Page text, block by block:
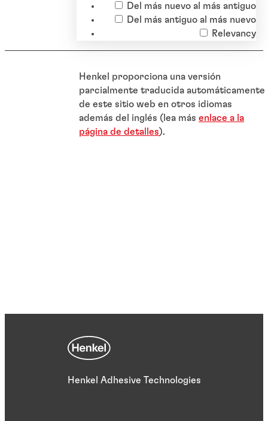
Del más nuevo al más antiguo
Del más antiguo al más nuevo
Relevancy
Henkel proporciona una versión
parcialmente traducida automáticamente
de este sitio web en otros idiomas
además del inglés (lea más enlace a la
página de detalles).
Henkel Adhesive Technologies